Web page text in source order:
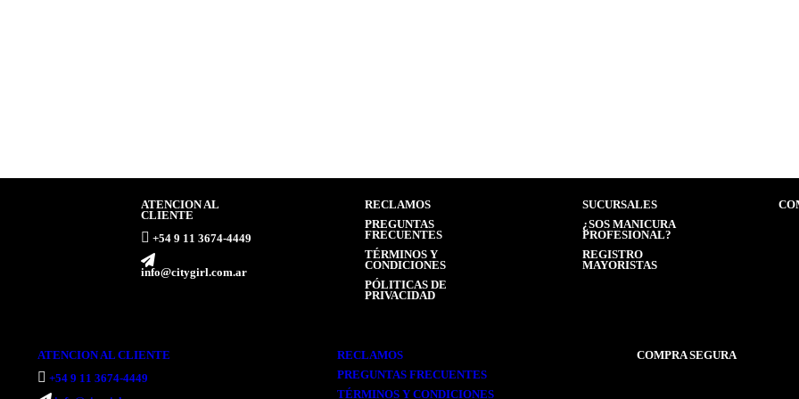
ATENCION AL
CLIENTE
ㅤ+54 9 11 3674-4449
info@citygirl.com.ar
RECLAMOS
PREGUNTAS
FRECUENTES
TÉRMINOS Y
CONDICIONES
PÓLITICAS DE
PRIVACIDAD
SUCURSALES
¿SOS MANICURA
PROFESIONAL?
REGISTRO
MAYORISTAS
ATENCION AL CLIENTE
ㅤ+54 9 11 3674-4449
RECLAMOS
PREGUNTAS FRECUENTES
TÉRMINOS Y CONDICIONES
COMPRA SEGURA